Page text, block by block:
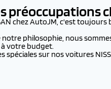
préoccupations
chez AutoJM, c'est
philosophie, nous
à votre budget.
sur nos voitures